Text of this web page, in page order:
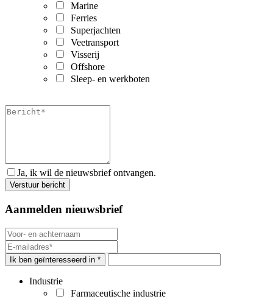
Marine
Ferries
Superjachten
Veetransport
Visserij
Offshore
Sleep- en werkboten
Ja, ik wil de nieuwsbrief ontvangen.
Aanmelden nieuwsbrief
Ik ben geïnteresseerd in *
Industrie
Farmaceutische industrie